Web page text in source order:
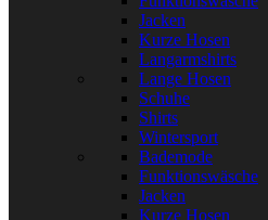
Jacken
Kurze Hosen
Langarmshirts
Lange Hosen
Schuhe
Shirts
Wintersport
Bademode
Funktionswäsche
Jacken
Kurze Hosen